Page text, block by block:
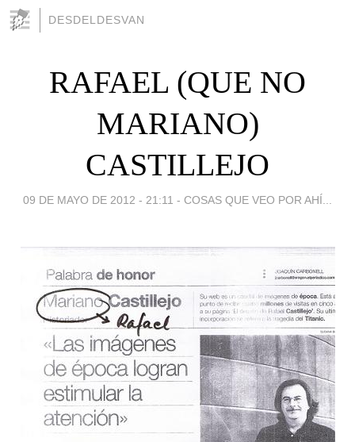
DESDELDESVAN
RAFAEL (QUE NO
MARIANO)
CASTILLEJO
09 DE MAYO DE 2012 - 21:11 - COSAS QUE VEO POR AHÍ...